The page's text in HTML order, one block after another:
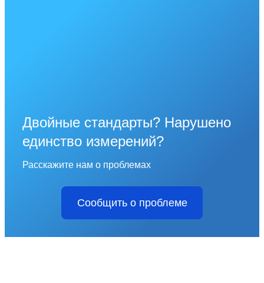
Двойные стандарты? Нарушено
единство измерений?
Расскажите нам о проблемах
Сообщить о проблеме